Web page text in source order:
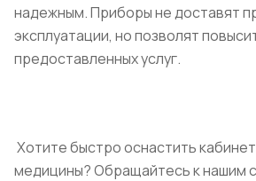
надежным. Приборы не доставят
эксплуатации, но позволят
предоставленных услуг.
Хотите быстро оснастить
медицины? Обращайтесь к нашим